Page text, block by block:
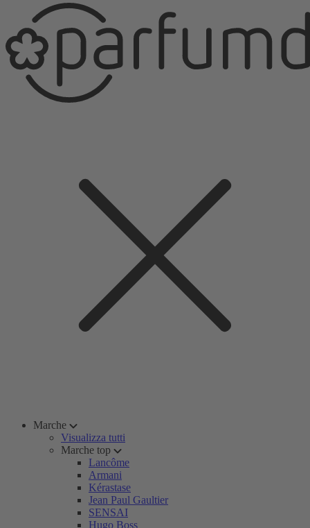
Marche
Visualizza tutti
Marche top
Lancôme
Armani
Kérastase
Jean Paul Gaultier
SENSAI
Hugo Boss